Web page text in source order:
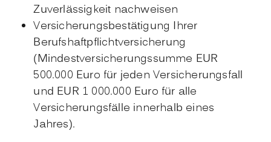
Zuverlässigkeit nachweisen
Versicherungsbestätigung Ihrer
Berufshaftpflichtversicherung
(Mindestversicherungssumme EUR
500.000 Euro für jeden Versicherungsfall
und EUR 1 000.000 Euro für alle
Versicherungsfälle innerhalb eines
Jahres).